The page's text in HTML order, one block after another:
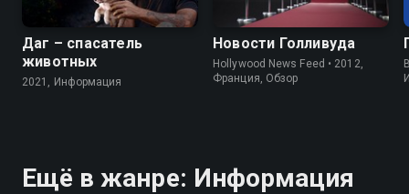
Даг – спасатель
животных
2021, Информация
Новости Голливуда
Hollywood News Feed • 2012,
Франция, Обзор
Ещё в жанре: Информация